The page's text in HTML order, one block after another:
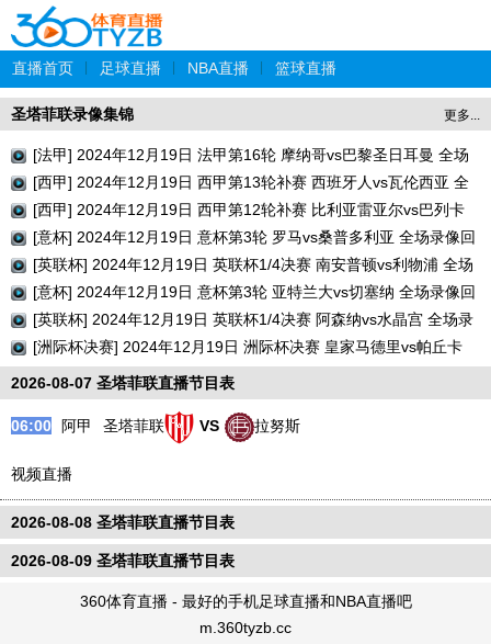
直播首页 足球直播 NBA直播 篮球直播
更多...
圣塔菲联录像集锦
[法甲] 2024年12月19日 法甲第16轮 摩纳哥vs巴黎圣日耳曼 全场
录像回放
[西甲] 2024年12月19日 西甲第13轮补赛 西班牙人vs瓦伦西亚 全
场录像回放
[西甲] 2024年12月19日 西甲第12轮补赛 比利亚雷亚尔vs巴列卡
诺 全场录像回放
[意杯] 2024年12月19日 意杯第3轮 罗马vs桑普多利亚 全场录像回
放
[英联杯] 2024年12月19日 英联杯1/4决赛 南安普顿vs利物浦 全场
录像回放
[意杯] 2024年12月19日 意杯第3轮 亚特兰大vs切塞纳 全场录像回
放
[英联杯] 2024年12月19日 英联杯1/4决赛 阿森纳vs水晶宫 全场录
像回放
[洲际杯决赛] 2024年12月19日 洲际杯决赛 皇家马德里vs帕丘卡
全场录像回放
2026-08-07 圣塔菲联直播节目表
06:00 阿甲 圣塔菲联 VS 拉努斯
视频直播
2026-08-08 圣塔菲联直播节目表
2026-08-09 圣塔菲联直播节目表
360体育直播 - 最好的手机足球直播和NBA直播吧
m.360tyzb.cc